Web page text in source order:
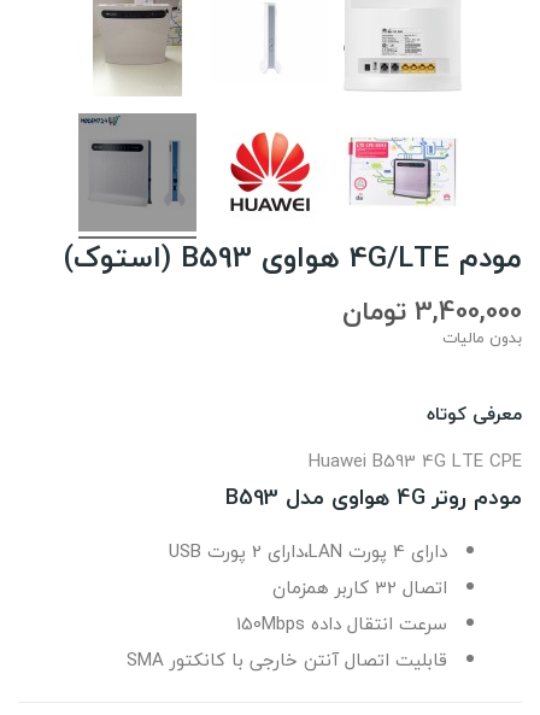
مودم 4G/LTE هواوی B593 (استوک)
3,400,000 تومان
بدون مالیات
معرفی کوتاه
Huawei B593 4G LTE CPE
مودم روتر 4G هواوی مدل B593
دارای 4 پورت LAN،دارای 2 پورت USB
اتصال 32 کاربر همزمان
سرعت انتقال داده 150Mbps
قابلیت اتصال آنتن خارجی با کانکتور SMA